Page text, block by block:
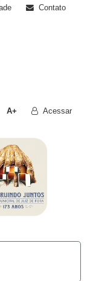
Contato
A+ Acessar